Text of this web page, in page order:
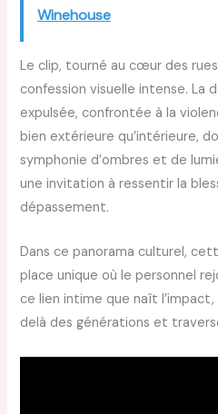
Winehouse
Le clip, tourné au cœur des
confession visuelle intense. La
expulsée, confrontée à la
bien extérieure qu’intérieure,
symphonie d’ombres et de
une invitation à ressentir la
dépassement.
Dans ce panorama culturel,
place unique où le personnel
ce lien intime que naît
delà des générations et